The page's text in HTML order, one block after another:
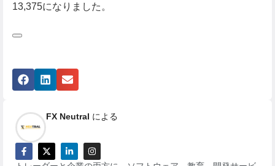
13,375になりました。
FX Neutral による